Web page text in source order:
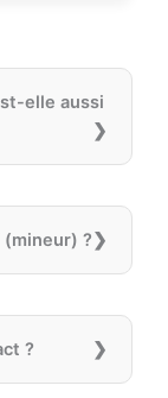
elle aussi
?
?